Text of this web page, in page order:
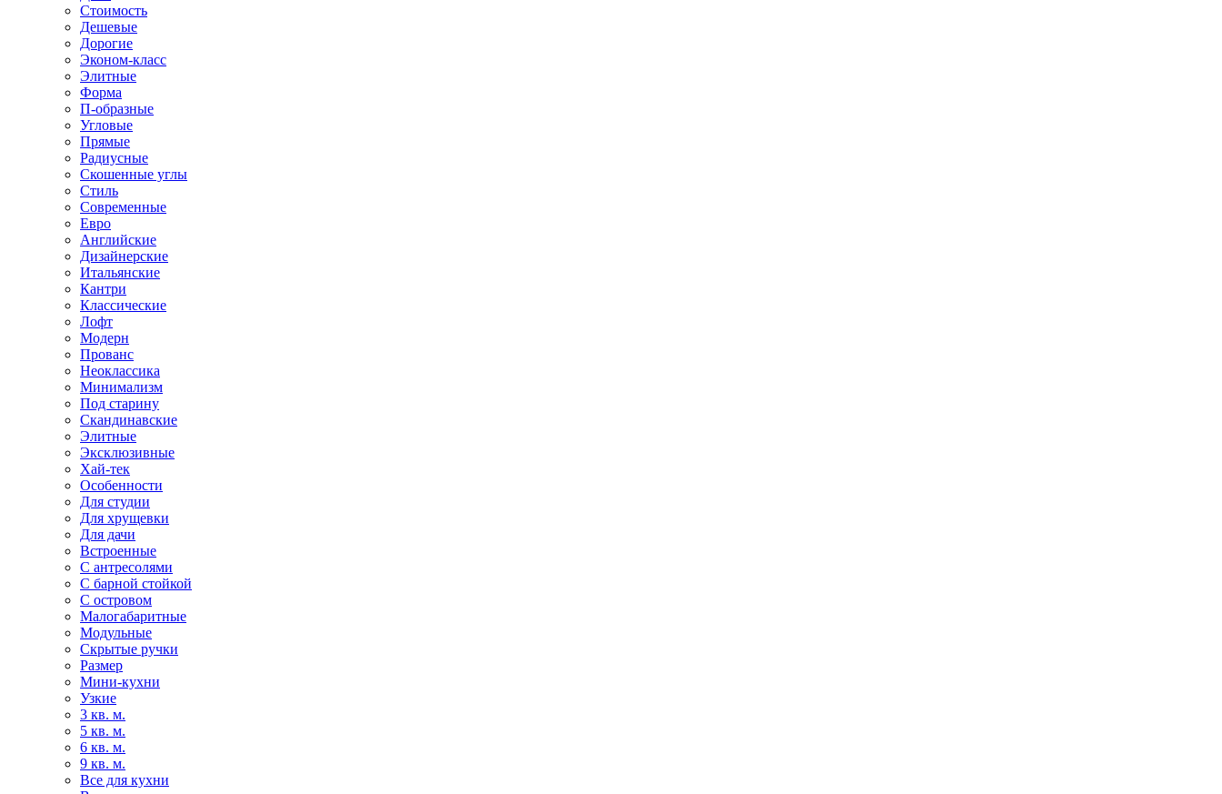
Стоимость
Дешевые
Дорогие
Эконом-класс
Элитные
Форма
П-образные
Угловые
Прямые
Радиусные
Скошенные углы
Стиль
Современные
Евро
Английские
Дизайнерские
Итальянские
Кантри
Классические
Лофт
Модерн
Прованс
Неоклассика
Минимализм
Под старину
Скандинавские
Элитные
Эксклюзивные
Хай-тек
Особенности
Для студии
Для хрущевки
Для дачи
Встроенные
С антресолями
С барной стойкой
С островом
Малогабаритные
Модульные
Скрытые ручки
Размер
Мини-кухни
Узкие
3 кв. м.
5 кв. м.
6 кв. м.
9 кв. м.
Все для кухни